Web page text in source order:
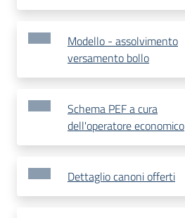
Modello - assolvimento
versamento bollo
Schema PEF a cura
dell'operatore economico
Dettaglio canoni offerti